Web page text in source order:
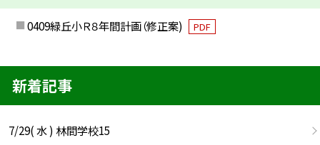
0409緑丘小Ｒ８年間計画（修正案) PDF
新着記事
7/29( 水 ) 林間学校15